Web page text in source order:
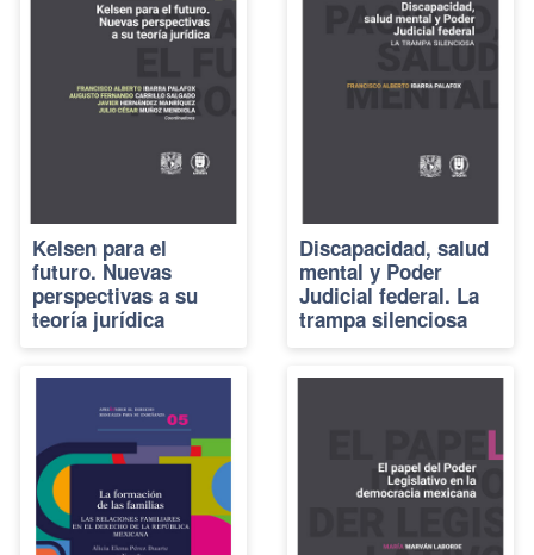
Kelsen para el
futuro. Nuevas
perspectivas a su
teoría jurídica
Discapacidad, salud
mental y Poder
Judicial federal. La
trampa silenciosa